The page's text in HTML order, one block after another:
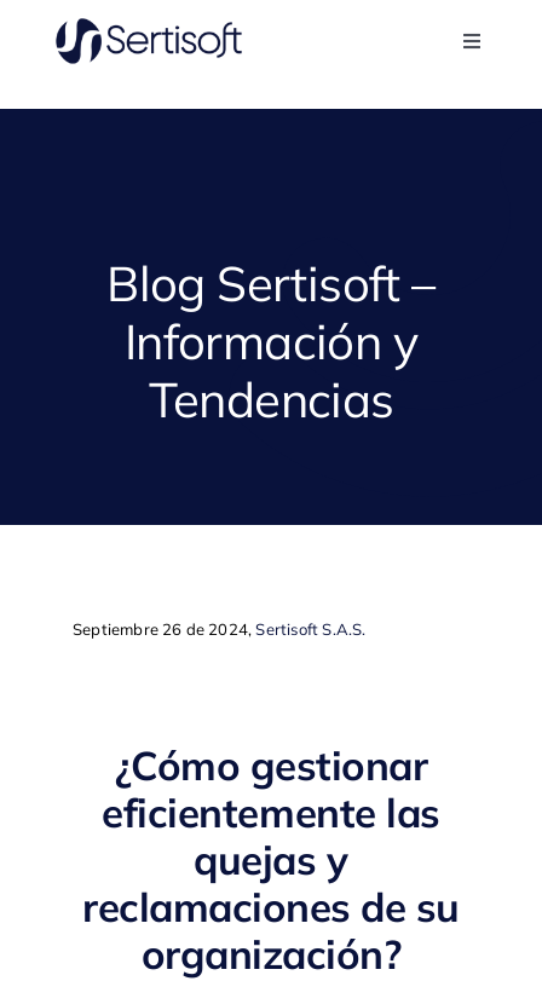
Toggle
Sertisoft
Casos de éxito
Blog Sertisoft –
Información y
Tendencias
Septiembre 26 de 2024,Sertisoft S.A.S.
¿Cómo gestionar
eficientemente las
quejas y
reclamaciones de su
organización?